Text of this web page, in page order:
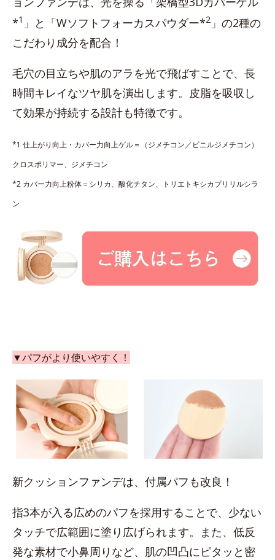
*1 」と「Wソフトフォーカスパウダー*2 」の2種の
こだわり成分を配合！
毛穴の目立ちや肌のアラを光で飛ばすことで、長
時間キレイなツヤ肌を演出します。皮脂を吸収し
て効果が持続する設計も特徴です。
*1 仕上がり向上・カバー力向上ゲル＝（ジメチコン／ビニルジメチコン）
クロスポリマー、ジメチコン
*2 カバー力向上粉体＝シリカ、酸化チタン、トリエトキシカプリリルシラ
ン
▼パフがより使いやすく！
新クッションファンデは、付属パフも改良！
指3本が入る広めのパフを採用することで、少ない
タッチで広範囲に塗り広げられます。また、低反
発な素材で小鼻周りなど、肌の凹凸にピタッと密